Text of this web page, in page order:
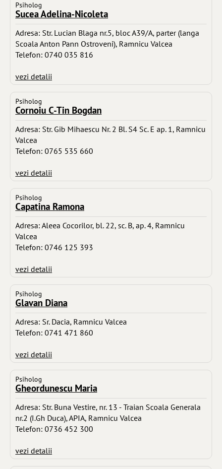
Psiholog
Sucea Adelina-Nicoleta
Adresa: Str. Lucian Blaga nr.5, bloc A39/A, parter (langa
Scoala Anton Pann Ostroveni), Ramnicu Valcea
Telefon: 0740 035 816
vezi detalii
Psiholog
Cornoiu C-Tin Bogdan
Adresa: Str. Gib Mihaescu Nr. 2 Bl. S4 Sc. E ap. 1, Ramnicu
Valcea
Telefon: 0765 535 660
vezi detalii
Psiholog
Capatina Ramona
Adresa: Aleea Cocorilor, bl. 22, sc. B, ap. 4, Ramnicu
Valcea
Telefon: 0746 125 393
vezi detalii
Psiholog
Glavan Diana
Adresa: Sr. Dacia, Ramnicu Valcea
Telefon: 0741 471 860
vezi detalii
Psiholog
Gheordunescu Maria
Adresa: Str. Buna Vestire, nr. 13 - Traian Scoala Generala
nr.2 (I.Gh Duca), APIA, Ramnicu Valcea
Telefon: 0736 452 300
vezi detalii